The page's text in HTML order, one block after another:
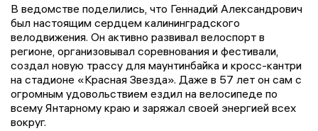
В ведомстве поделились, что Геннадий Александрович
был настоящим сердцем калининградского
велодвижения. Он активно развивал велоспорт в
регионе, организовывал соревнования и фестивали,
создал новую трассу для маунтинбайка и кросс-кантри
на стадионе «Красная Звезда». Даже в 57 лет он сам с
огромным удовольствием ездил на велосипеде по
всему Янтарному краю и заряжал своей энергией всех
вокруг.